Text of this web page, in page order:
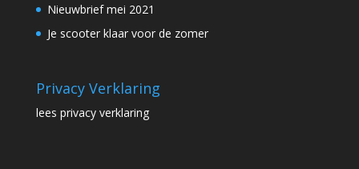
Nieuwbrief mei 2021
Je scooter klaar voor de zomer
Privacy Verklaring
lees privacy verklaring